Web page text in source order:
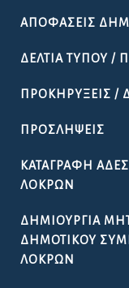
ΑΠΟΦΆΣΕΙΣ
ΔΕΛΤΊΑ ΤΎΠΟΥ /
ΠΡΟΚΗΡΎΞΕΙΣ /
ΠΡΟΣΛΉΨΕΙΣ
ΚΑΤΑΓΡΑΦΉ
ΛΟΚΡΏΝ
ΔΗΜΙΟΥΡΓΊΑ
ΔΗΜΟΤΙΚΟΎ
ΛΟΚΡΏΝ